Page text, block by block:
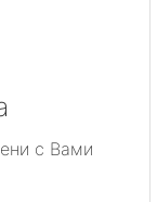
с Вами